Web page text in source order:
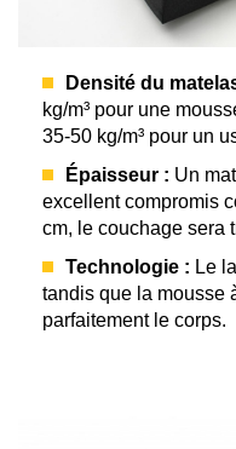
Densité du
kg/m³ pour une
35-50 kg/m³ pour un
Épaisseur : Un
excellent compromis
cm, le couchage sera
Technologie : Le
tandis que la mousse
parfaitement le corps.